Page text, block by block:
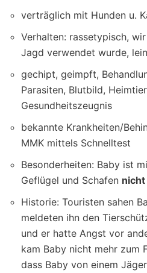
verträglich mit Hunden u.
Verhalten: rassetypisch,
Jagd verwendet wurde,
gechipt, geimpft,
Parasiten, Blutbild,
Gesundheitszeugnis
bekannte Krankheiten/
MMK mittels Schnelltest
Besonderheiten: Baby ist
Geflügel und Schafen nicht
Historie: Touristen sahen
meldeten ihn den
und er hatte Angst vor
kam Baby nicht mehr zum
dass Baby von einem